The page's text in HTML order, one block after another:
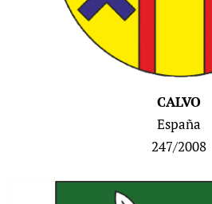
CALVO
España
247/2008